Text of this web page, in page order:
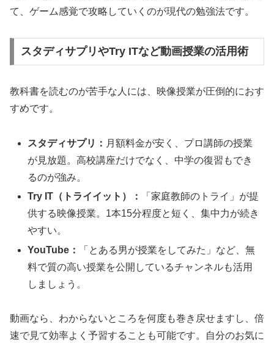
て、ゲーム感覚で攻略していくのが現代の勉強法です。
スタディサプリやTry ITなど動画授業の活用術
教科書を読むのが苦手な人には、映像授業が圧倒的におす
すめです。
スタディサプリ： 月額料金が安く、プロ講師の授業
が見放題。高校講座だけでなく、中学の復習もでき
るのが強み。
Try IT（トライイット）：
「家庭教師のトライ」が提
供する映像授業。1本15分程度と短く、集中力が続き
やすい。
YouTube：
「とある男が授業をしてみた」など、無
料で質の高い授業を公開しているチャンネルも活用
しましょう。
動画なら、わからないところを何度も巻き戻せますし、倍
速で見て効率よく予習することも可能です。自分のお気に